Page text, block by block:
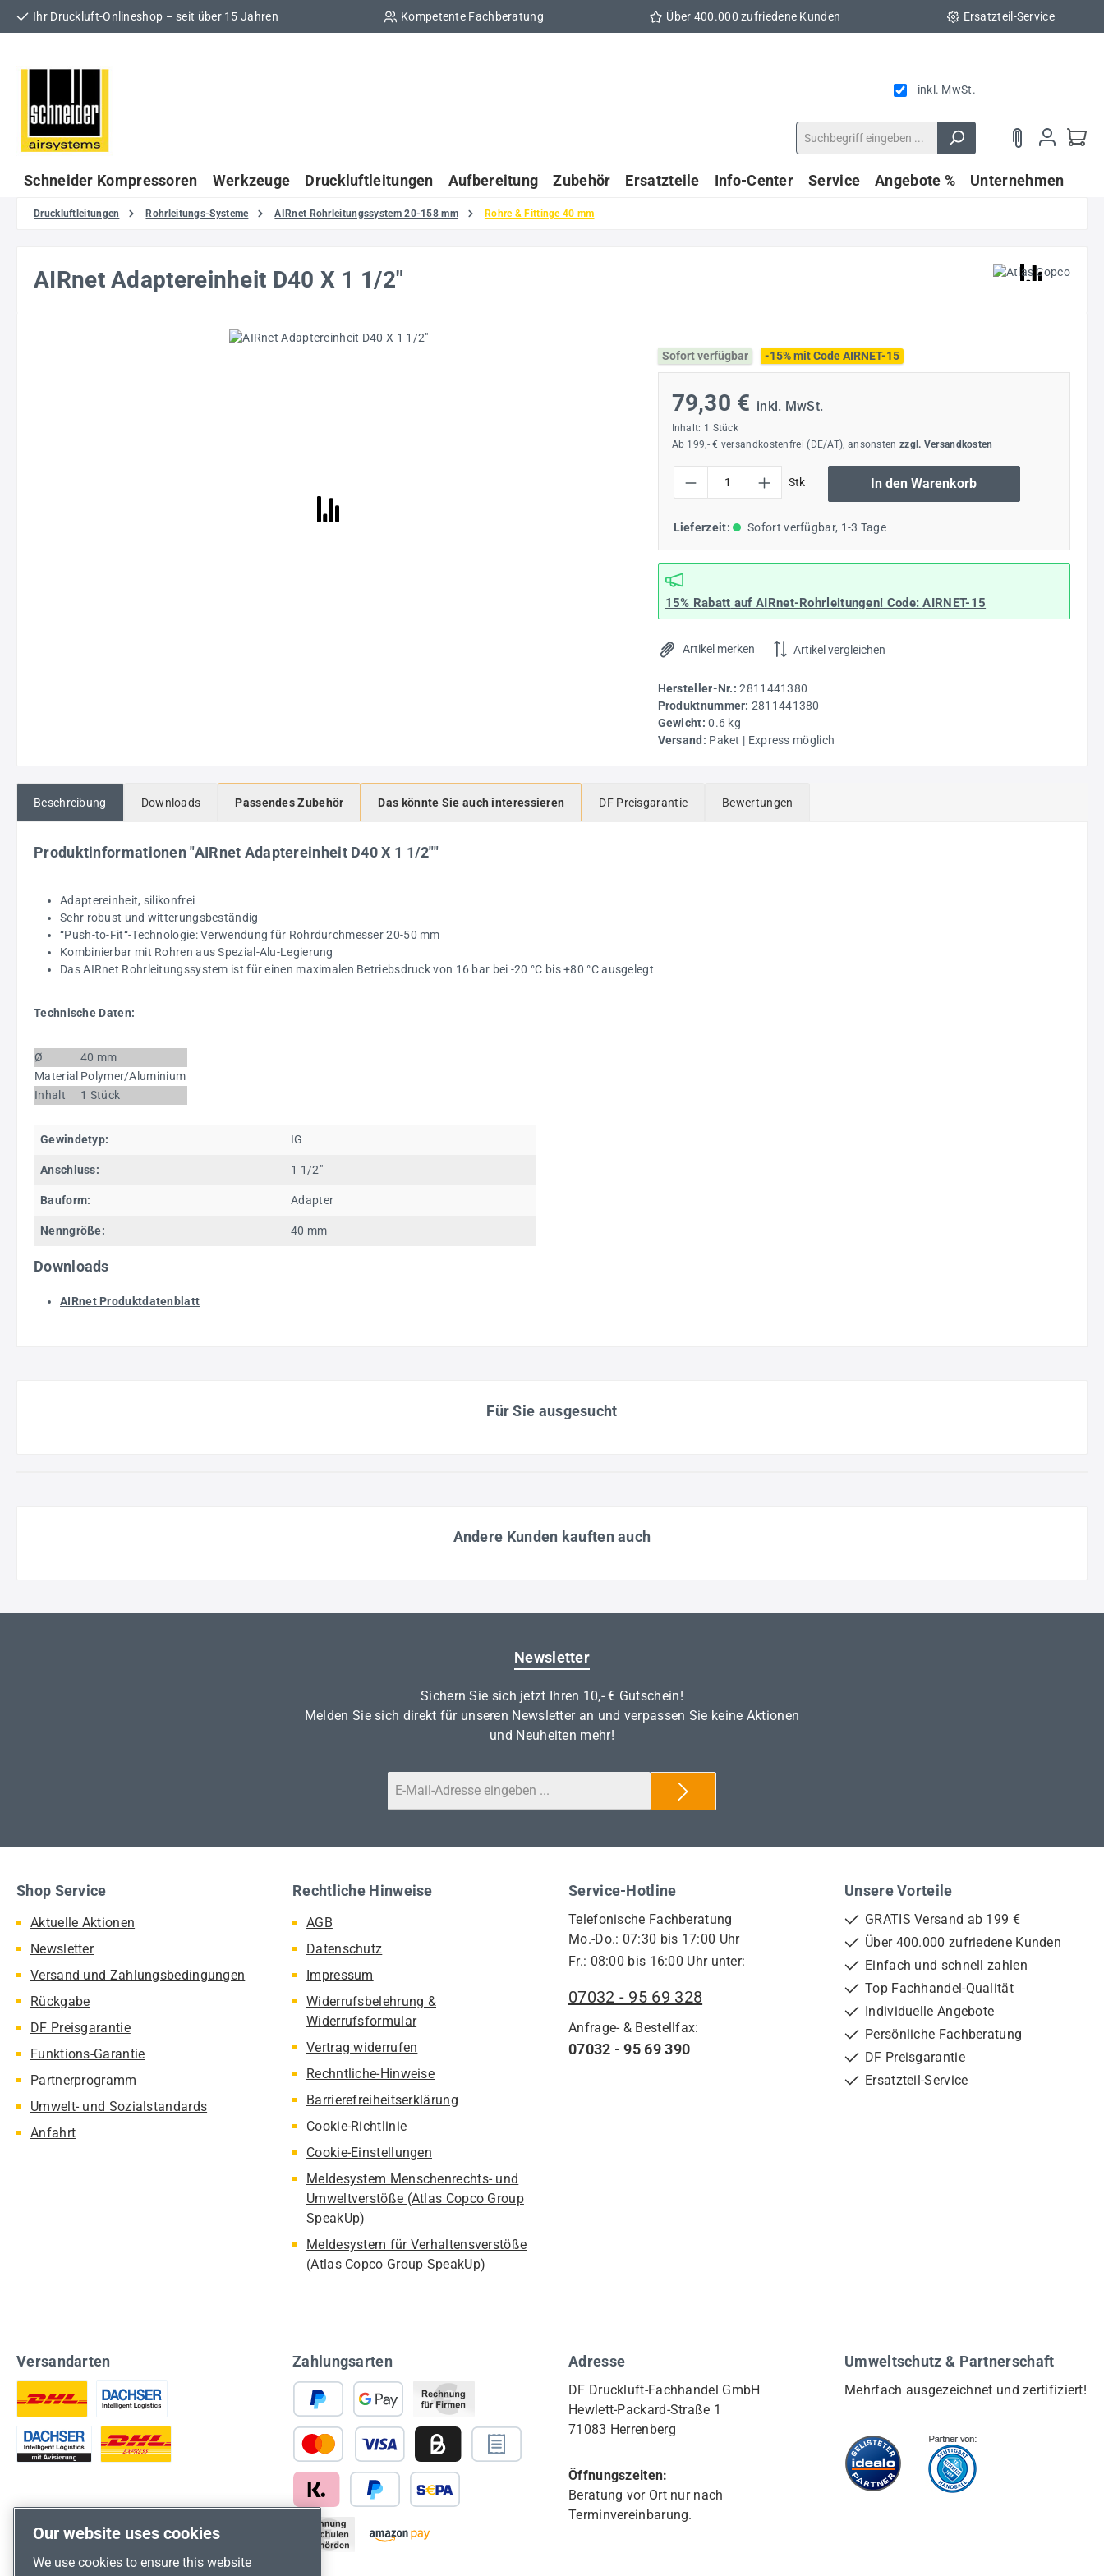
Hauptinhalt springen
Zur Suche springen
Zur Hauptnavigation springen
Ihr Druckluft-Onlineshop – seit über 15 Jahren Kompetente Fachberatung Über 400.000 zufriedene Kunden Ersatzteil-Service
inkl. MwSt.
Schneider Kompressoren Werkzeuge Druckluftleitungen Aufbereitung Zubehör Ersatzteile Info-Center Service Angebote % Unternehmen
Druckluftleitungen Rohrleitungs-Systeme AIRnet Rohrleitungssystem 20-158 mm Rohre & Fittinge 40 mm
AIRnet Adaptereinheit D40 X 1 1/2"
Sofort verfügbar
-15% mit Code AIRNET-15
79,30 € inkl. MwSt.
Inhalt: 1 Stück
Ab 199,- € versandkostenfrei (DE/AT), ansonsten zzgl. Versandkosten
Stk In den Warenkorb
Lieferzeit: Sofort verfügbar, 1-3 Tage
15% Rabatt auf AIRnet-Rohrleitungen! Code:AIRNET-15
Artikel merken Artikel vergleichen
Hersteller-Nr.:2811441380
Produktnummer: 2811441380
Gewicht:0.6 kg
Versand: Paket | Express möglich
Beschreibung Downloads Passendes Zubehör Das könnte Sie auch interessieren DF Preisgarantie Bewertungen
Produktinformationen "AIRnet Adaptereinheit D40 X 1 1/2""
Adaptereinheit, silikonfrei
Sehr robust und witterungsbeständig
“Push-to-Fit“-Technologie: Verwendung für Rohrdurchmesser 20-50 mm
Kombinierbar mit Rohren aus Spezial-Alu-Legierung
Das AIRnet Rohrleitungssystem ist für einen maximalen Betriebsdruck von 16 bar bei -20 °C bis +80 °C ausgelegt
Technische Daten:
Ø
40 mm
Material Polymer/Aluminium
Inhalt
1 Stück
Gewindetyp: IG
Anschluss: 1 1/2"
Bauform: Adapter
Nenngröße: 40 mm
Downloads
AIRnet Produktdatenblatt
Für Sie ausgesucht
Andere Kunden kauften auch
Newsletter
Sichern Sie sich jetzt Ihren 10,- € Gutschein!
Melden Sie sich direkt für unseren Newsletter an und verpassen Sie keine Aktionen
und Neuheiten mehr!
Service-Hotline
Telefonische Fachberatung
Mo.-Do.: 07:30 bis 17:00 Uhr
Fr.: 08:00 bis 16:00 Uhr unter:
07032 - 95 69 328
Anfrage- & Bestellfax:
07032 - 95 69 390
Shop Service
Aktuelle Aktionen
Newsletter
Versand und Zahlungsbedingungen
Rückgabe
DF Preisgarantie
Funktions-Garantie
Partnerprogramm
Umwelt- und Sozialstandards
Anfahrt
Rechtliche Hinweise
AGB
Datenschutz
Impressum
Widerrufsbelehrung &
Widerrufsformular
Vertrag widerrufen
Rechntliche-Hinweise
Barrierefreiheitserklärung
Cookie-Richtlinie
Cookie-Einstellungen
Meldesystem Menschenrechts- und
Umweltverstöße (Atlas Copco Group
SpeakUp)
Meldesystem für Verhaltensverstöße
(Atlas Copco Group SpeakUp)
Unsere Vorteile
GRATIS Versand ab 199 €
Über 400.000 zufriedene Kunden
Einfach und schnell zahlen
Top Fachhandel-Qualität
Individuelle Angebote
Persönliche Fachberatung
DF Preisgarantie
Ersatzteil-Service
Versandarten Zahlungsarten Adresse
DF Druckluft-Fachhandel GmbH
Hewlett-Packard-Straße 1
71083 Herrenberg
Öffnungszeiten:
Beratung vor Ort nur nach
Terminvereinbarung.
Umweltschutz & Partnerschaft
Mehrfach ausgezeichnet und zertifiziert!
Our website uses cookies
We use cookies to ensure this website